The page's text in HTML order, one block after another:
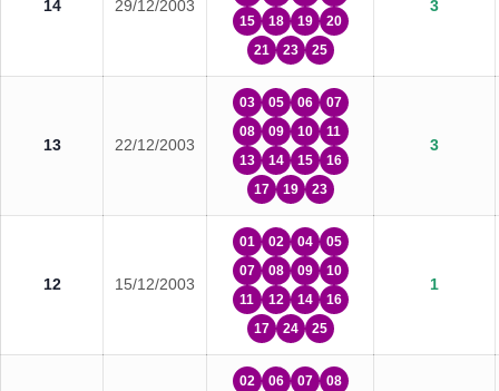
14 29/12/2003
15
18 19
20
21
23 25
3
13 22/12/2003
03 05 06
07
08
09 10
11
13
14 15
16
17
19 23
3
12 15/12/2003
01 02 04
05
07
08 09
10
11
12 14
16
17
24 25
1
02 06 07
08